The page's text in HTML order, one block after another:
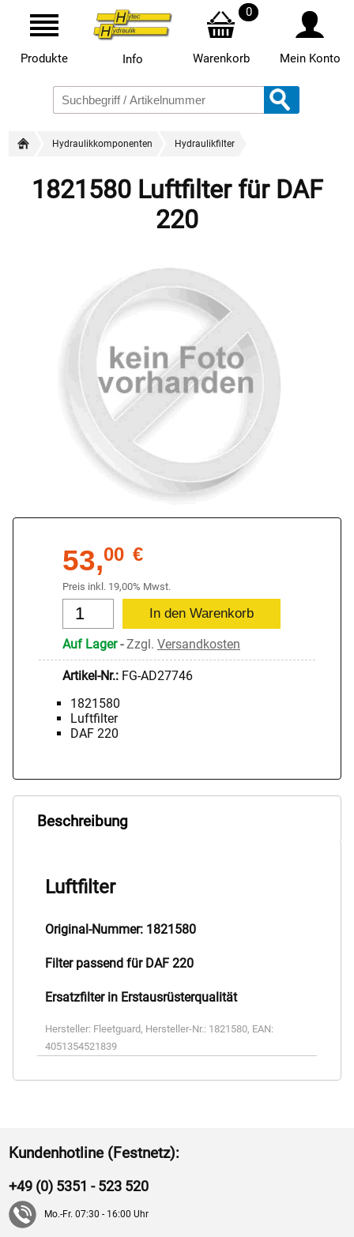
Produkte Info
0
Warenkorb Mein Konto
Hydraulikkomponenten Hydraulikfilter
1821580 Luftfilter für DAF
220
53,00 €
Preis inkl. 19,00% Mwst.
Auf Lager-Zzgl. Versandkosten
Artikel-Nr.: FG-AD27746
1821580
Luftfilter
DAF 220
Beschreibung
Luftfilter
Original-Nummer: 1821580
Filter passend für DAF 220
Ersatzfilter in Erstausrüsterqualität
Hersteller: Fleetguard , Hersteller-Nr.: 1821580, EAN:
4051354521839
Kundenhotline (Festnetz):
+49 (0) 5351 - 523 520
Mo.-Fr. 07:30 - 16:00 Uhr